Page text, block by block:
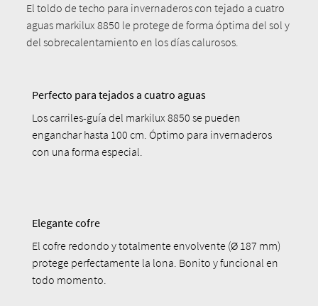
El toldo de techo para invernaderos con tejado a cuatro
aguas markilux 8850 le protege de forma óptima del sol y
del sobrecalentamiento en los días calurosos.
Perfecto para tejados a cuatro aguas
Los carriles-guía del markilux 8850 se pueden
enganchar hasta 100 cm. Óptimo para invernaderos
con una forma especial.
Elegante cofre
El cofre redondo y totalmente envolvente (Ø 187 mm)
protege perfectamente la lona. Bonito y funcional en
todo momento.